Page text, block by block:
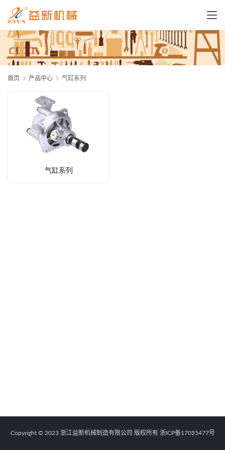
首页 产品中心 气缸系列
气缸系列
Copyright © 2023 浙江益新机械制造有限公司 版权所有 浙ICP备17055477号